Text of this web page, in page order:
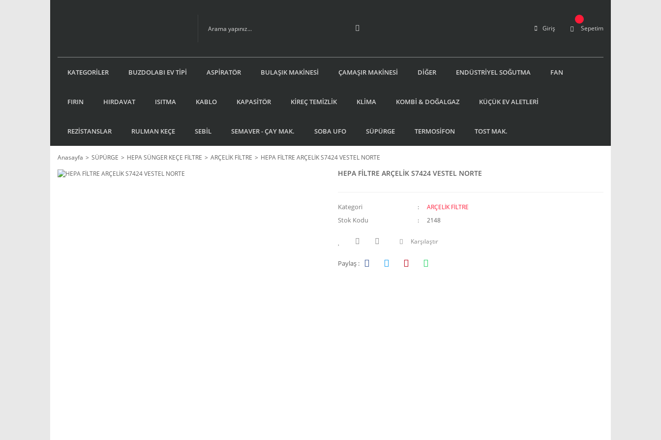
Giriş Sepetim
KATEGORİLER BUZDOLABI EV TİPİ ASPİRATÖR BULAŞIK MAKİNESİ ÇAMAŞIR MAKİNESİ DİĞER ENDÜSTRİYEL SOĞUTMA FAN
FIRIN HIRDAVAT ISITMA KABLO KAPASİTÖR KİREÇ TEMİZLİK KLİMA KOMBİ & DOĞALGAZ KÜÇÜK EV ALETLERİ
REZİSTANSLAR RULMAN KEÇE SEBİL SEMAVER - ÇAY MAK. SOBA UFO SÜPÜRGE TERMOSİFON TOST MAK.
Anasayfa SÜPÜRGE HEPA SÜNGER KEÇE FİLTRE ARÇELİK FİLTRE HEPA FİLTRE ARÇELİK S7424 VESTEL NORTE
HEPA FİLTRE ARÇELİK S7424 VESTEL NORTE
Kategori ARÇELİK FİLTRE
Stok Kodu 2148
Karşılaştır
Paylaş :